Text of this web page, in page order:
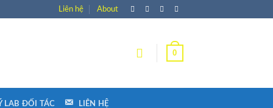
Liên hệ About
0
LAB ĐỐI TÁC LIÊN HỆ